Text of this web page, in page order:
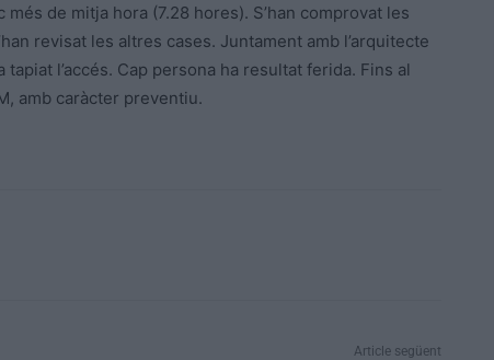
de mitja hora (7.28 hores). S’han comprovat les
revisat les altres cases. Juntament amb l’arquitecte
tapiat l’accés. Cap persona ha resultat ferida. Fins al
amb caràcter preventiu.
Article següent